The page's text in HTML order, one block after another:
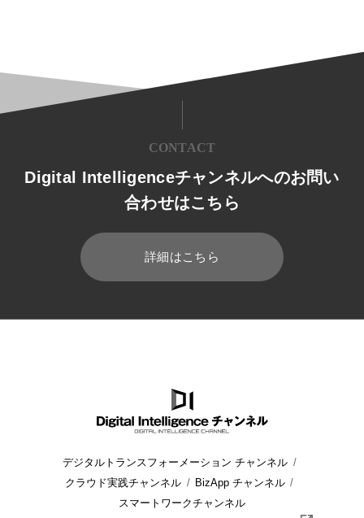
CONTACT
Digital Intelligenceチャンネルへのお問い
合わせはこちら
詳細はこちら
デジタルトランスフォーメーション チャンネル
クラウド実践チャンネル
BizApp チャンネル
スマートワークチャンネル